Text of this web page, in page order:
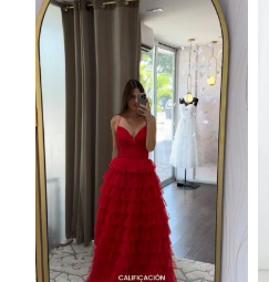
PRODUCTO
TIENE
MÚLTIPLES
VARIANTES.
LAS
OPCIONES
SE
PUEDEN
ELEGIR
EN